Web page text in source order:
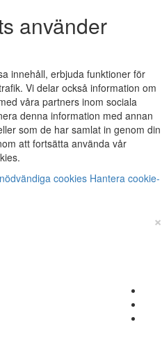
använder
innehåll, erbjuda funktioner för
Vi delar också information om
våra partners inom sociala
denna information med annan
som de har samlat in genom din
att fortsätta använda vår
cookies Hantera cookie-
×